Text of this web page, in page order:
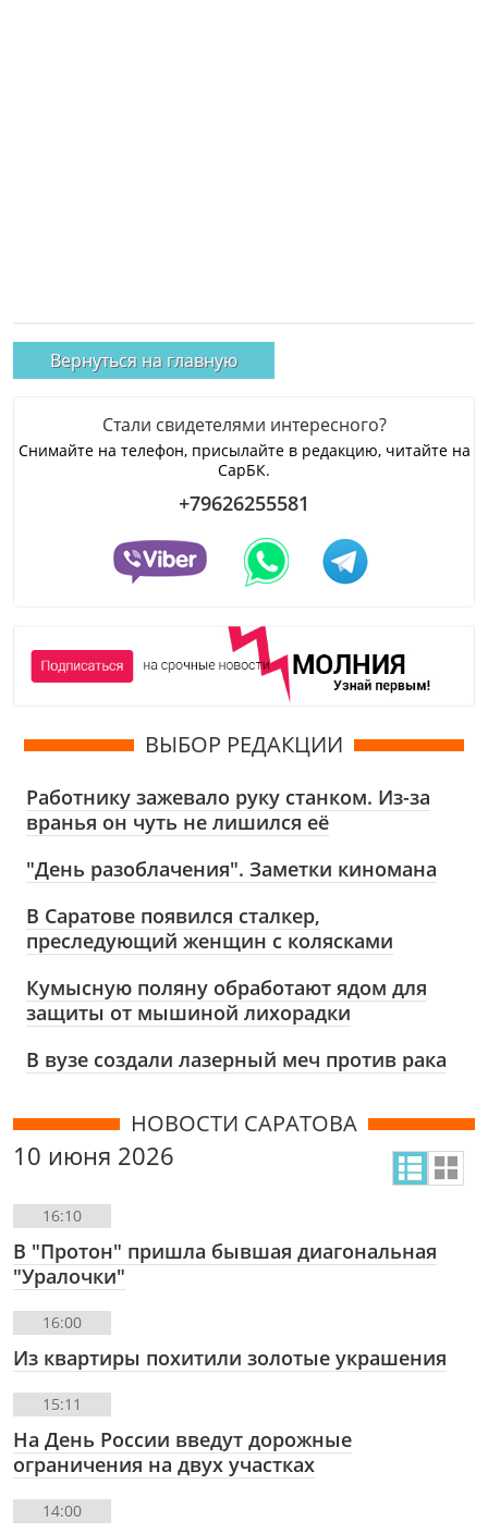
Вернуться на главную
Стали свидетелями интересного?
Снимайте на телефон, присылайте в редакцию, читайте на
СарБК.
+79626255581
ВЫБОР РЕДАКЦИИ
Работнику зажевало руку станком. Из-за
вранья он чуть не лишился её
"День разоблачения". Заметки киномана
В Саратове появился сталкер,
преследующий женщин с колясками
Кумысную поляну обработают ядом для
защиты от мышиной лихорадки
В вузе создали лазерный меч против рака
НОВОСТИ САРАТОВА
10 июня 2026
16:10
В "Протон" пришла бывшая диагональная
"Уралочки"
16:00
Из квартиры похитили золотые украшения
15:11
На День России введут дорожные
ограничения на двух участках
14:00